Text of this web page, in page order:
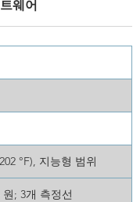
웨어
°F), 지능형 범위
; 3개 측정선